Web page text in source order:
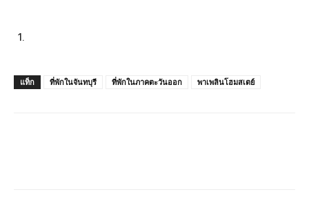
แท็ก ที่พักในจันทบุรี ที่พักในภาคตะวันออก พาเพลินโฮมสเตย์